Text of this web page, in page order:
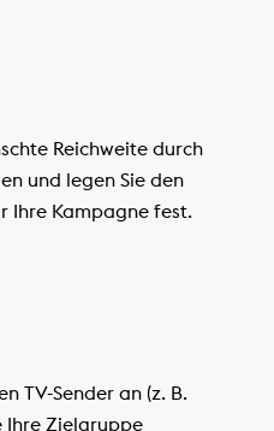
Reichweite durch
und legen Sie den
Ihre Kampagne fest.
TV-Sender an (z. B.
Ihre Zielgruppe